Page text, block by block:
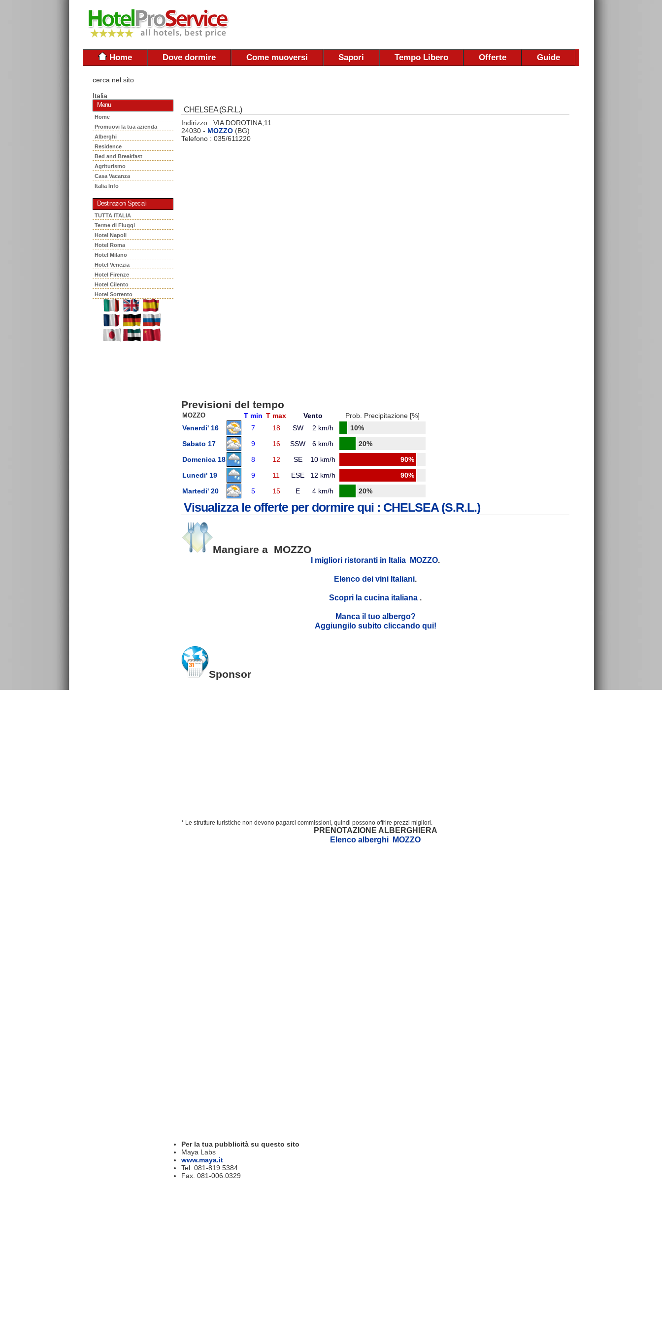
Home Dove dormire Come muoversi Sapori Tempo Libero Offerte Guide
cerca nel sito
Italia
Menu
Home
Promuovi la tua azienda
Alberghi
Residence
Bed and Breakfast
Agriturismo
Casa Vacanza
Italia Info
Destinazioni Speciali
TUTTA ITALIA
Terme di Fiuggi
Hotel Napoli
Hotel Roma
Hotel Milano
Hotel Venezia
Hotel Firenze
Hotel Cilento
Hotel Sorrento
CHELSEA (S.R.L.)
Indirizzo : VIA DOROTINA,11
24030 - MOZZO (BG)
Telefono : 035/611220
Previsioni del tempo
MOZZO T min T max Vento
Prob. Precipitazione [%]
Venerdi' 16
7 18 SW 2 km/h
10%
Sabato 17
9 16 SSW 6 km/h
20%
Domenica 18
8 12 SE 10 km/h
90%
Lunedi' 19
9 11 ESE 12 km/h
90%
Martedi' 20
5 15 E 4 km/h 20%
Visualizza le offerte per dormire qui : CHELSEA (S.R.L.)
Mangiare a MOZZO
I migliori ristoranti in Italia MOZZO
Elenco dei vini Italiani
Scopri la cucina italiana
Manca il tuo albergo?
Aggiungilo subito cliccando qui!
Sponsor
* Le strutture turistiche non devono pagarci commissioni, quindi possono offrire prezzi migliori.
PRENOTAZIONE ALBERGHIERA
Elenco alberghi MOZZO
Per la tua pubblicità su questo sito
Maya Labs
www.maya.it
Tel. 081-819.5384
Fax. 081-006.0329